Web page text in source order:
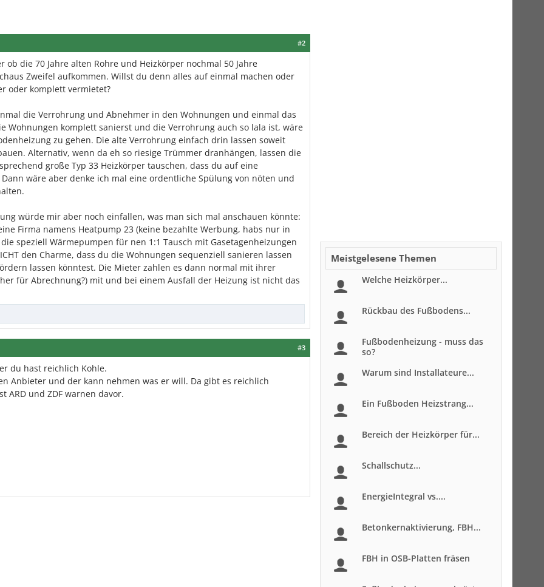
#2
die 70 Jahre alten Rohre und Heizkörper nochmal 50 Jahre
Zweifel aufkommen. Willst du denn alles auf einmal machen oder
oder komplett vermietet?
die Verrohrung und Abnehmer in den Wohnungen und einmal das
Wohnungen komplett sanierst und die Verrohrung auch so lala ist, wäre
zu gehen. Die alte Verrohrung einfach drin lassen soweit
Alternativ, wenn da eh so riesige Trümmer dranhängen, lassen die
große Typ 33 Heizkörper tauschen, dass du auf eine
wäre aber denke ich mal eine ordentliche Spülung von nöten und
würde mir aber noch einfallen, was man sich mal anschauen könnte:
Firma namens Heatpump 23 (keine bezahlte Werbung, habs nur in
speziell Wärmepumpen für nen 1:1 Tausch mit Gasetagenheizungen
den Charme, dass du die Wohnungen sequenziell sanieren lassen
lassen könntest. Die Mieter zahlen es dann normal mit ihrer
für Abrechnung?) mit und bei einem Ausfall der Heizung ist nicht das
#3
du hast reichlich Kohle.
Anbieter und der kann nehmen was er will. Da gibt es reichlich
ARD und ZDF warnen davor.
Meistgelesene Themen
Welche Heizkörper...
Rückbau des Fußbodens...
Fußbodenheizung - muss das
so?
Warum sind Installateure...
Ein Fußboden Heizstrang...
Bereich der Heizkörper für...
Schallschutz...
EnergieIntegral vs....
Betonkernaktivierung, FBH...
FBH in OSB-Platten fräsen